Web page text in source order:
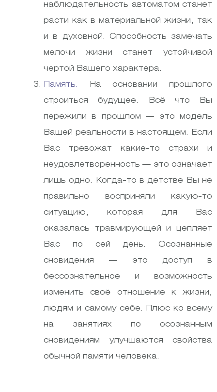
наблюдательность автоматом станет
расти как в материальной жизни, так
и в духовной. Способность замечать
мелочи жизни станет устойчивой
чертой Вашего характера.
Память. На основании прошлого
строиться будущее. Всё что Вы
пережили в прошлом — это модель
Вашей реальности в настоящем. Если
Вас тревожат какие-то страхи и
неудовлетворенность — это означает
лишь одно. Когда-то в детстве Вы не
правильно восприняли какую-то
ситуацию, которая для Вас
оказалась травмирующей и цепляет
Вас по сей день. Осознанные
сновидения — это доступ в
бессознательное и возможность
изменить своё отношение к жизни,
людям и самому себе. Плюс ко всему
на занятиях по осознанным
сновидениям улучшаются свойства
обычной памяти человека.